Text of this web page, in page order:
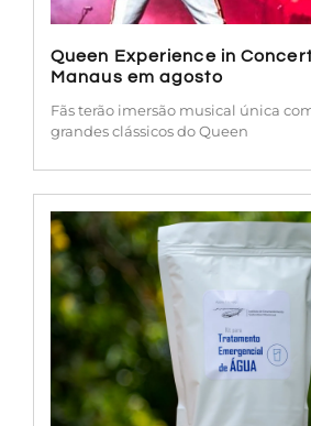
Queen Experience in
Manaus em agosto
Fãs terão imersão musical única
grandes clássicos do Queen